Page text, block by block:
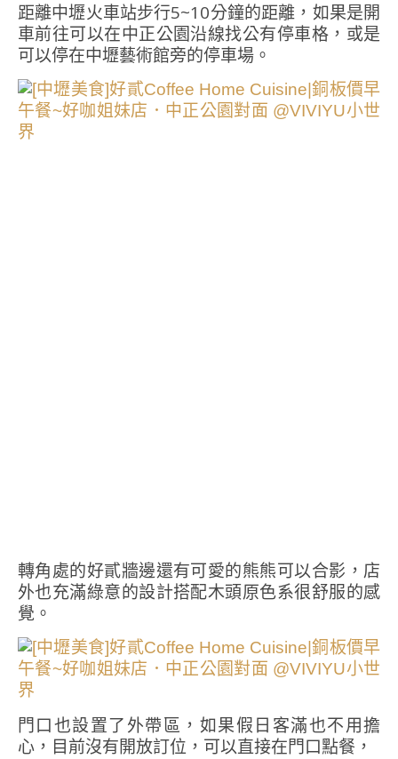
距離中壢火車站步行5~10分鐘的距離，如果是開
車前往可以在中正公園沿線找公有停車格，或是
可以停在中壢藝術館旁的停車場。
轉角處的好貳牆邊還有可愛的熊熊可以合影，店
外也充滿綠意的設計搭配木頭原色系很舒服的感
覺。
門口也設置了外帶區，如果假日客滿也不用擔
心，目前沒有開放訂位，可以直接在門口點餐，